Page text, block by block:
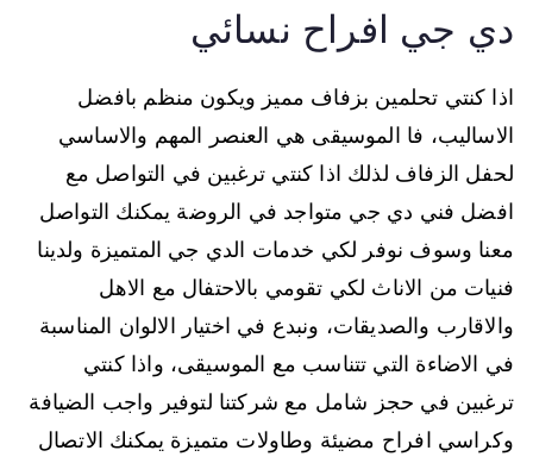
دي جي افراح نسائي
اذا كنتي تحلمين بزفاف مميز ويكون منظم بافضل
الاساليب، فا الموسيقى هي العنصر المهم والاساسي
لحفل الزفاف لذلك اذا كنتي ترغبين في التواصل مع
افضل فني دي جي متواجد في الروضة يمكنك التواصل
معنا وسوف نوفر لكي خدمات الدي جي المتميزة ولدينا
فنيات من الاناث لكي تقومي بالاحتفال مع الاهل
والاقارب والصديقات، ونبدع في اختيار الالوان المناسبة
في الاضاءة التي تتناسب مع الموسيقى، واذا كنتي
ترغبين في حجز شامل مع شركتنا لتوفير واجب الضيافة
وكراسي افراح مضيئة وطاولات متميزة يمكنك الاتصال